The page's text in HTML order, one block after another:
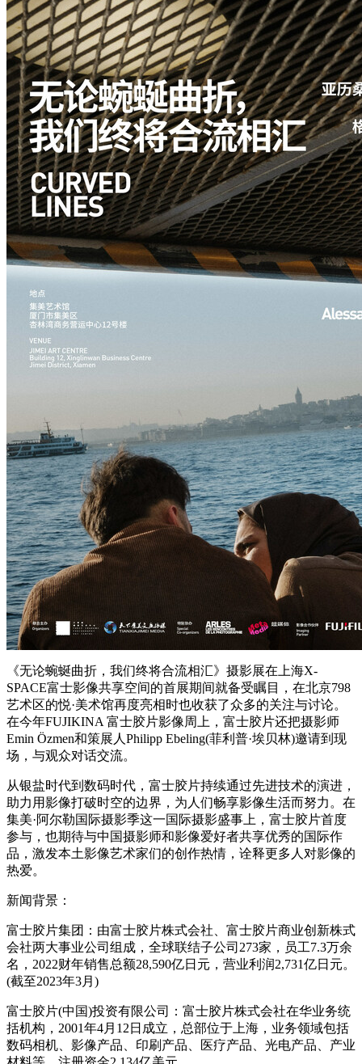
《无论蜿蜒曲折，我们终将合流相汇》摄影展在上海X-
SPACE富士影像共享空间的首展期间就备受瞩目，在北京798
艺术区的悦·美术馆再度亮相时也收获了众多的关注与讨论。
在今年FUJIKINA 富士胶片影像周上，富士胶片还把摄影师
Emin Özmen和策展人Philipp Ebeling(菲利普·埃贝林)邀请到现
场，与观众对话交流。
从银盐时代到数码时代，富士胶片持续通过先进技术的演进，
助力用影像打破时空的边界，为人们畅享影像生活而努力。在
集美·阿尔勒国际摄影季这一国际摄影盛事上，富士胶片首度
参与，也期待与中国摄影师和影像爱好者共享优秀的国际作
品，激发本土影像艺术家们的创作热情，诠释更多人对影像的
热爱。
新闻背景：
富士胶片集团：由富士胶片株式会社、富士胶片商业创新株式
会社两大事业公司组成，全球联结子公司273家，员工7.3万余
名，2022财年销售总额28,590亿日元，营业利润2,731亿日元。
(截至2023年3月)
富士胶片(中国)投资有限公司：富士胶片株式会社在华业务统
括机构，2001年4月12日成立，总部位于上海，业务领域包括
数码相机、影像产品、印刷产品、医疗产品、光电产品、产业